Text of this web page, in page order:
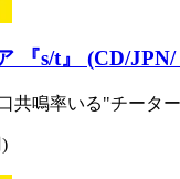
『s/t』 (CD/
共鳴率いる"チータ